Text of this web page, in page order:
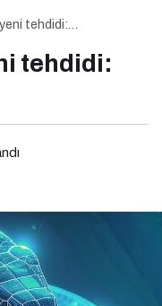
tehdidi:
tehdidi: